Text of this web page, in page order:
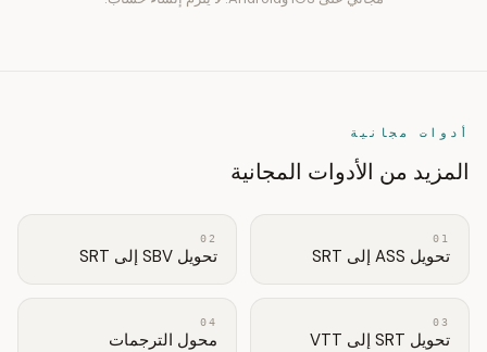
أدوات مجانية
المزيد من الأدوات المجانية
01
تحويل ASS إلى SRT
02
تحويل SBV إلى SRT
03
تحويل SRT إلى VTT
04
محول الترجمات